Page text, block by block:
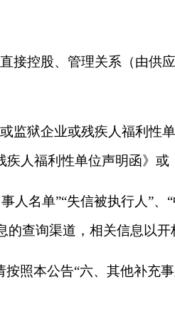
接控股、管理关系（由
监狱企业或残疾人福利
人福利性单位声明函》或
人名单”“失信被执行人”
查询渠道，相关信息以开
照本公告“六、其他补充事